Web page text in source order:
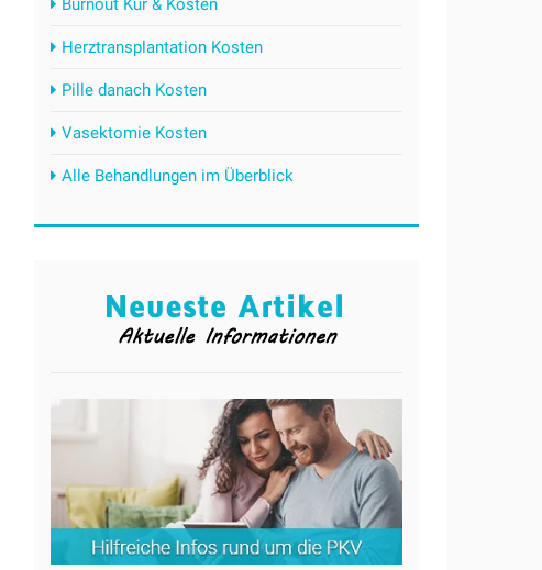
Burnout Kur & Kosten
Herztransplantation Kosten
Pille danach Kosten
Vasektomie Kosten
Alle Behandlungen im Überblick